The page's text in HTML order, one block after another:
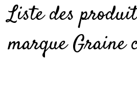
Liste des
marque Graine